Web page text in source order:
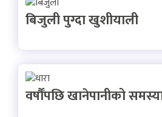
बिजुली पुग्दा खुशीयाली
वर्षौँपछि खानेपानीको